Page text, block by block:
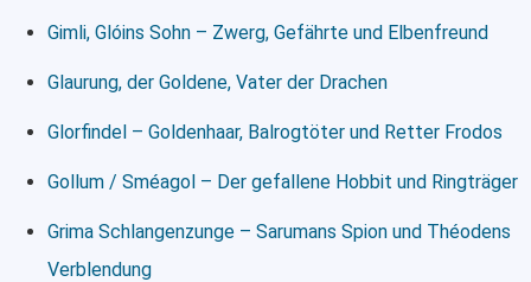
Gimli, Glóins Sohn – Zwerg, Gefährte und Elbenfreund
Glaurung, der Goldene, Vater der Drachen
Glorfindel – Goldenhaar, Balrogtöter und Retter Frodos
Gollum / Sméagol – Der gefallene Hobbit und Ringträger
Grima Schlangenzunge – Sarumans Spion und Théodens
Verblendung